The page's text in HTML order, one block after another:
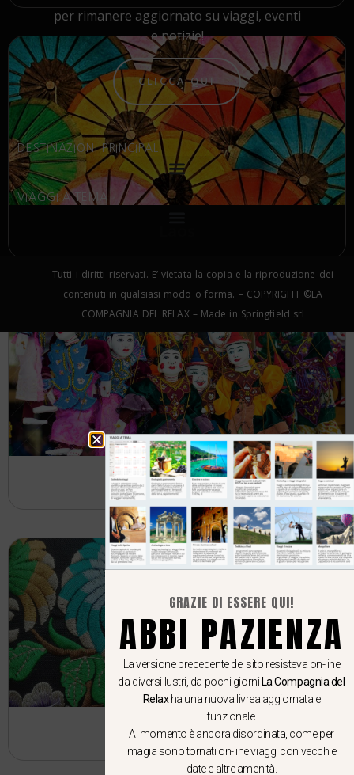
Myanmar
Thailandia
per rimanere aggiornato su viaggi, eventi
e notizie!
CLICCA QUI
DESTINAZIONI PRINCIPALI
VIAGGI A TEMA
Tutti i diritti riservati. E’ vietata la copia e la riproduzione dei
contenuti in qualsiasi modo o forma. – COPYRIGHT ©LA
COMPAGNIA DEL RELAX – Made in Springfield srl
GRAZIE DI ESSERE QUI!
ABBI PAZIENZA
La versione precedente del sito resisteva on-line
da diversi lustri, da pochi giorni La Compagnia del
Relaxha una nuova livrea aggiornata e
funzionale.
Al momento è ancora disordinata, come per
magia sono tornati on-line viaggi con vecchie
date e altre amenità.